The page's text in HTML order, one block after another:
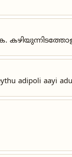
adipoli aayi